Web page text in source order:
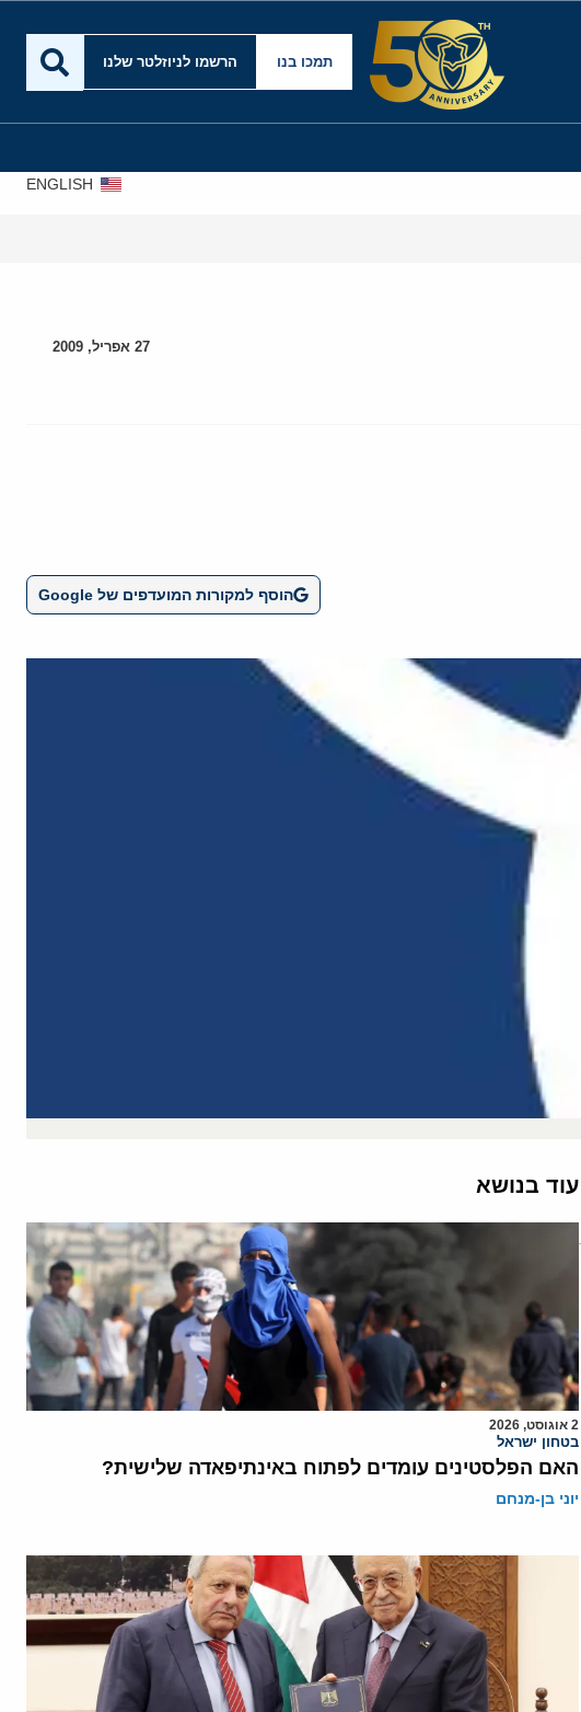
תמכו בנו הרשמו לניוזלטר שלנו
ENGLISH
27 אפריל, 2009
הוסף למקורות המועדפים של Google
עוד בנושא
2 אוגוסט, 2026
בטחון ישראל
האם הפלסטינים עומדים לפתוח באינתיפאדה שלישית?
יוני בן-מנחם